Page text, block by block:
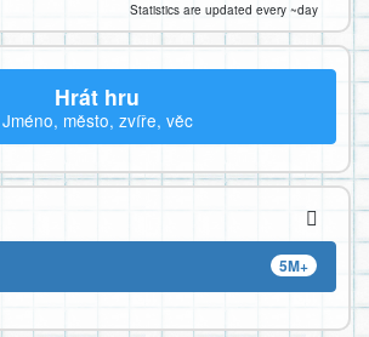
Statistics are updated every ~day
Hrát hru
Jméno, město, zvíře, věc
5M+